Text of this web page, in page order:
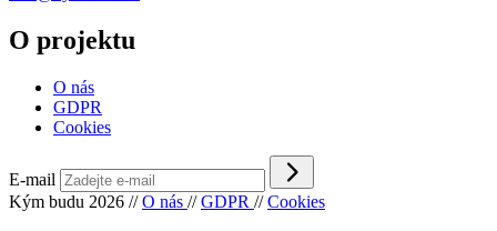
O projektu
O nás
GDPR
Cookies
E-mail
Kým budu 2026 // O nás // GDPR // Cookies